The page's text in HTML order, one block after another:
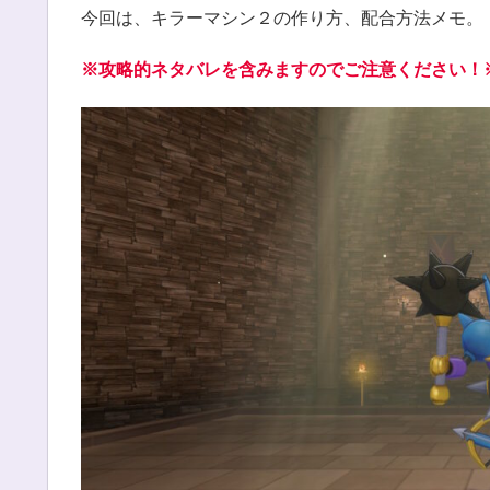
今回は、キラーマシン２の作り方、配合方法メモ。
※攻略的ネタバレを含みますのでご注意ください